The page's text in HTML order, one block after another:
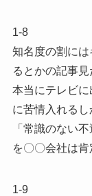
1-8
知名度の割に
るとかの記事見
本当にテレビ
に苦情入れるし
「常識のない
を〇〇会社は肯
1-9